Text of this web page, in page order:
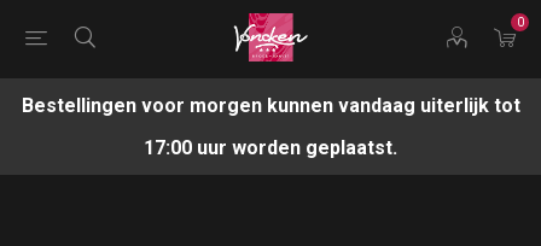
0
Bestellingen voor morgen kunnen vandaag uiterlijk tot
17:00 uur worden geplaatst.